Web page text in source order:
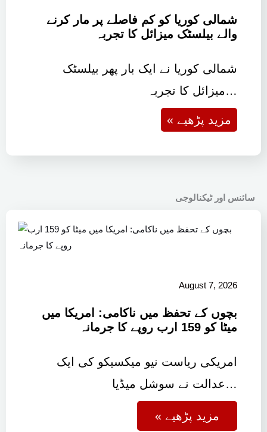
شمالی کوریا کو کم فاصلے پر مار کرنے
والے بیلسٹک میزائل کا تجربہ
شمالی کوریا نے ایک بار پھر بیلسٹک
میزائل کا تجربہ…
« مزید پڑھیے
سائنس اور ٹیکنالوجی
August 7, 2026
بچوں کے تحفظ میں ناکامی: امریکا میں
میٹا کو 159 ارب روپے کا جرمانہ
امریکی ریاست نیو میکسیکو کی ایک
عدالت نے سوشل میڈیا…
« مزید پڑھیے